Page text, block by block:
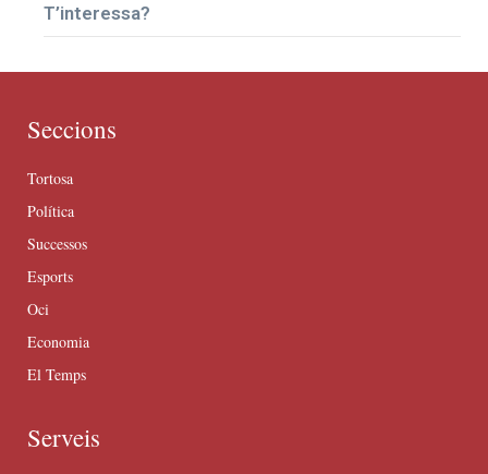
T’interessa?
Seccions
Tortosa
Política
Successos
Esports
Oci
Economia
El Temps
Serveis